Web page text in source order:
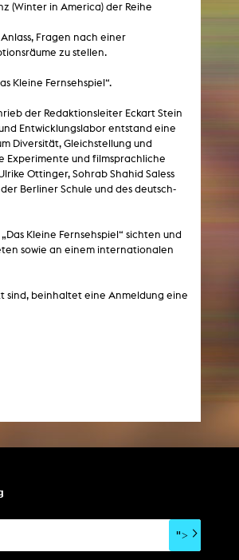
(Winter in America) der Reihe
Fragen nach einer
zu stellen.
Kleine Fernsehspiel“.
der Redaktionsleiter Eckart Stein
Entwicklungslabor entstand eine
Diversität, Gleichstellung und
Experimente und filmsprachliche
Ottinger, Sohrab Shahid Saless
Berliner Schule und des deutsch-
Kleine Fernsehspiel“ sichten und
sowie an einem internationalen
sind, beinhaltet eine Anmeldung eine
">
Karriere
Jobs
Presse
Downloads